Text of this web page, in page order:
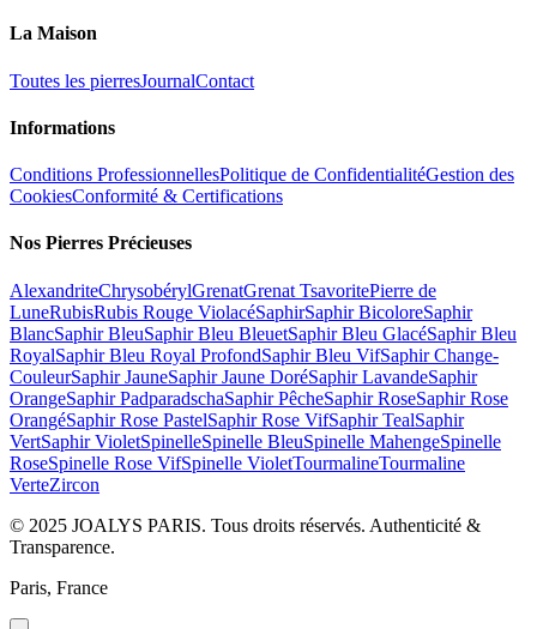
La Maison
Toutes les pierresJournalContact
Informations
Conditions ProfessionnellesPolitique de ConfidentialitéGestion des
CookiesConformité & Certifications
Nos Pierres Précieuses
AlexandriteChrysobérylGrenatGrenat TsavoritePierre de
LuneRubisRubis Rouge ViolacéSaphirSaphir BicoloreSaphir
BlancSaphir BleuSaphir Bleu BleuetSaphir Bleu GlacéSaphir Bleu
RoyalSaphir Bleu Royal ProfondSaphir Bleu VifSaphir Change-
CouleurSaphir JauneSaphir Jaune DoréSaphir LavandeSaphir
OrangeSaphir PadparadschaSaphir PêcheSaphir RoseSaphir Rose
OrangéSaphir Rose PastelSaphir Rose VifSaphir TealSaphir
VertSaphir VioletSpinelleSpinelle BleuSpinelle MahengeSpinelle
RoseSpinelle Rose VifSpinelle VioletTourmalineTourmaline
VerteZircon
© 2025 JOALYS PARIS. Tous droits réservés. Authenticité &
Transparence.
Paris, France